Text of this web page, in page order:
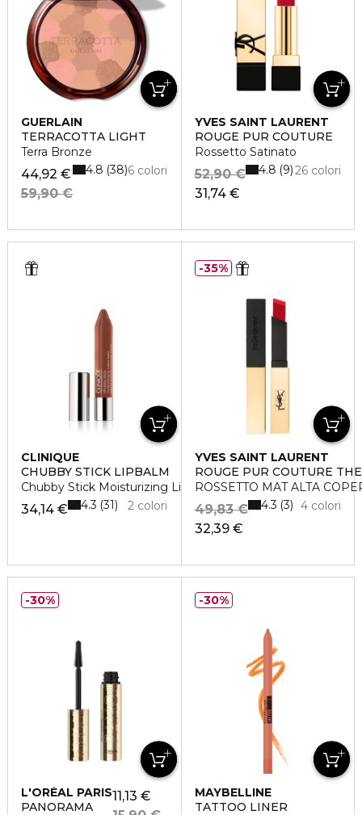
GUERLAIN
TERRACOTTA LIGHT
Terra Bronze
44,92 €
59,90 €
6 colori
4.8 38
YVES SAINT LAURENT
ROUGE PUR COUTURE
Rossetto Satinato
31,74 €
52,90 € 26 colori
4.8 9
CLINIQUE
CHUBBY STICK LIPBALM
Chubby Stick Moisturizing Lip Balm
34,14 € 2 colori
4.3 31
YVES SAINT LAURENT
ROUGE PUR COUTURE
ROSSETTO MAT ALTA
32,39 €
49,83 € 4 colori
4.3 3
35%
L'ORÉAL PARIS
PANORAMA
11,13 €
30%
MAYBELLINE
TATTOO LINER
30%